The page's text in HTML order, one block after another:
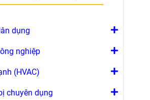
dụng
nghiệp
(HVAC)
chuyên dụng